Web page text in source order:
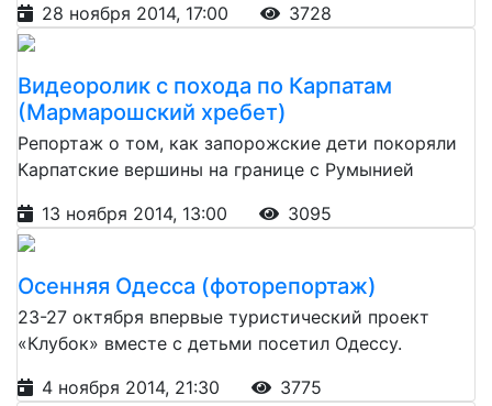
28 ноября 2014, 17:00
3728
Видеоролик с похода по Карпатам
(Мармарошский хребет)
Репортаж о том, как запорожские дети покоряли
Карпатские вершины на границе с Румынией
13 ноября 2014, 13:00
3095
Осенняя Одесса (фоторепортаж)
23-27 октября впервые туристический проект
«Клубок» вместе с детьми посетил Одессу.
4 ноября 2014, 21:30
3775